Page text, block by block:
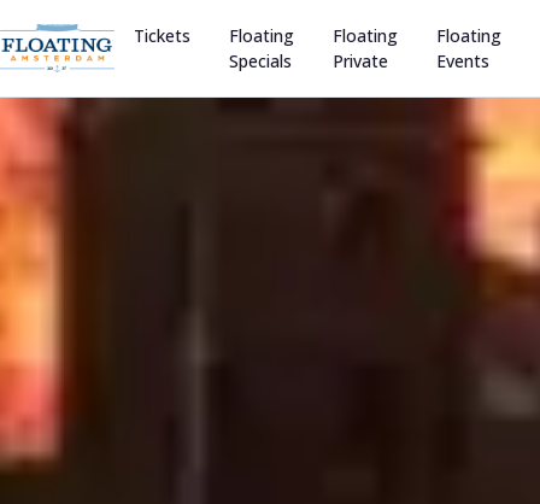
Tickets
Floating
Specials
Floating
Private
Floating
Events